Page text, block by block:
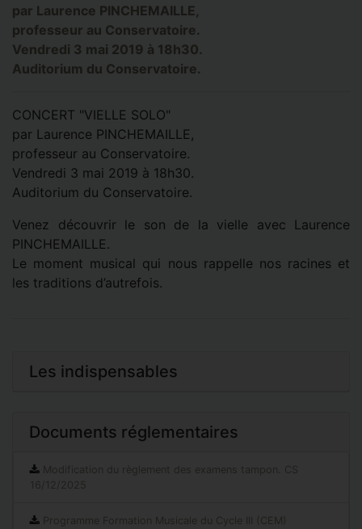
par Laurence PINCHEMAILLE,
professeur au Conservatoire.
Vendredi 3 mai 2019 à 18h30.
Auditorium du Conservatoire.
CONCERT "VIELLE SOLO"
par Laurence PINCHEMAILLE,
professeur au Conservatoire.
Vendredi 3 mai 2019 à 18h30.
Auditorium du Conservatoire.
Venez découvrir le son de la vielle avec Laurence
PINCHEMAILLE.
Le moment musical qui nous rappelle nos racines et
les traditions d’autrefois.
Les indispensables
Documents réglementaires
Modification du règlement des examens tampon. CS
16/12/2025
Programme Formation Musicale du Cycle III (CEM)